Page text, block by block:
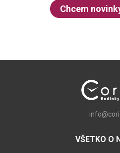
Chcem
VŠETKO O